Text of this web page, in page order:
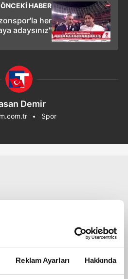
Reklam Ayarları Hakkında
ÖNCEKİ HABER
her
adaysınız''
Demir
Spor